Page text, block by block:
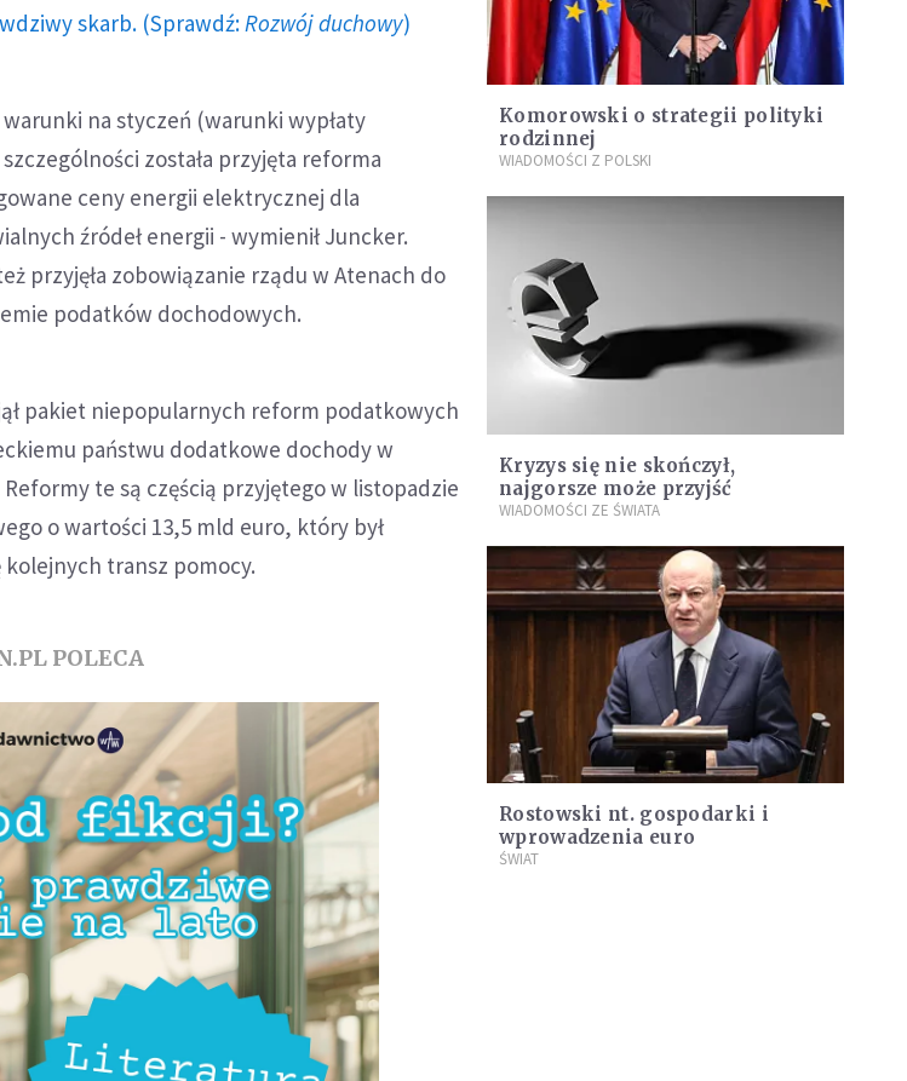
skarb. (Sprawdź: Rozwój duchowy)
na styczeń (warunki wypłaty
została przyjęta reforma
ceny energii elektrycznej dla
źródeł energii - wymienił Juncker.
przyjęła zobowiązanie rządu w Atenach do
podatków dochodowych.
pakiet niepopularnych reform podatkowych
państwu dodatkowe dochody w
Reformy te są częścią przyjętego w listopadzie
o wartości 13,5 mld euro, który był
kolejnych transz pomocy.
POLECA
Komorowski o strategii polityki
rodzinnej
WIADOMOŚCI Z POLSKI
Kryzys się nie skończył,
najgorsze może przyjść
WIADOMOŚCI ZE ŚWIATA
Rostowski nt. gospodarki i
wprowadzenia euro
ŚWIAT